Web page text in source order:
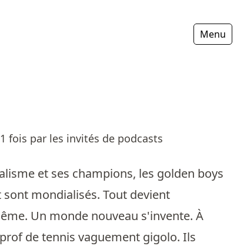
Menu
fois par les invités de podcasts
et ses champions, les golden boys
mondialisés. Tout devient
Un monde nouveau s'invente. À
de tennis vaguement gigolo. Ils